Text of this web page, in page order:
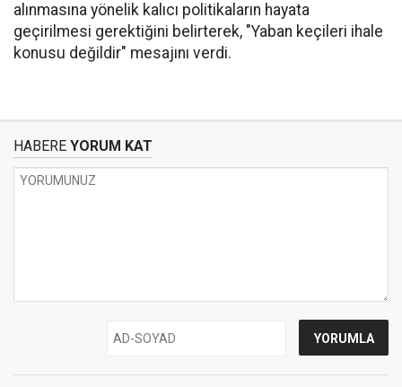
alınmasına yönelik kalıcı politikaların hayata
geçirilmesi gerektiğini belirterek, "Yaban keçileri ihale
konusu değildir" mesajını verdi.
HABERE YORUM KAT